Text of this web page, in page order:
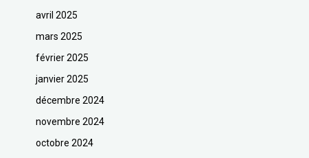
avril 2025
mars 2025
février 2025
janvier 2025
décembre 2024
novembre 2024
octobre 2024